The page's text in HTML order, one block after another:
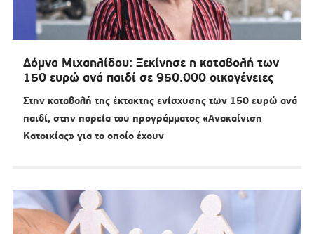
Δόμνα Μιχαηλίδου: Ξεκίνησε η καταβολή των
150 ευρώ ανά παιδί σε 950.000 οικογένειες
Στην καταβολή της έκτακτης ενίσχυσης των 150 ευρώ ανά
παιδί, στην πορεία του προγράμματος «Ανακαίνιση
Κατοικίας» για το οποίο έχουν